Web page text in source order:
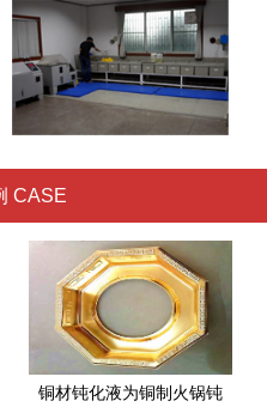
CASE
铜材钝化液为铜制火锅钝